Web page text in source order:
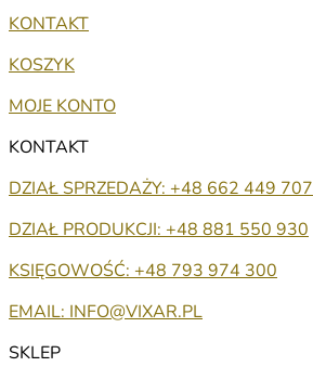
KONTAKT
KOSZYK
MOJE KONTO
KONTAKT
DZIAŁ SPRZEDAŻY: +48 662 449 707
DZIAŁ PRODUKCJI: +48 881 550 930
KSIĘGOWOŚĆ: +48 793 974 300
EMAIL: INFO@VIXAR.PL
SKLEP